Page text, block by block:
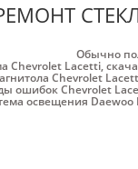
Обычно
Chevrolet Lacetti,
Chevrolet
ошибок Chevrolet
освещения Daewoo